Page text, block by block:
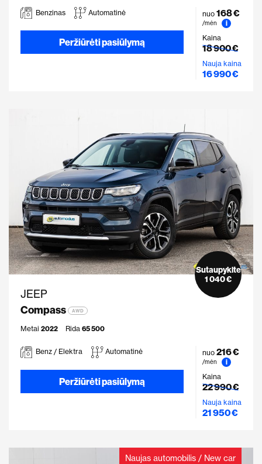
Benzinas Automatinė
Peržiūrėti pasiūlymą
nuo 168 €
/mėn
i
Kaina
18 900 €
Nauja kaina
16 990 €
JEEP
Compass
AWD
Metai 2022 Rida 65 500
Sutaupykite
1 040 €
Benz / Elektra Automatinė
Peržiūrėti pasiūlymą
nuo 216 €
/mėn
i
Kaina
22 990 €
Nauja kaina
21 950 €
Naujas automobilis / New car